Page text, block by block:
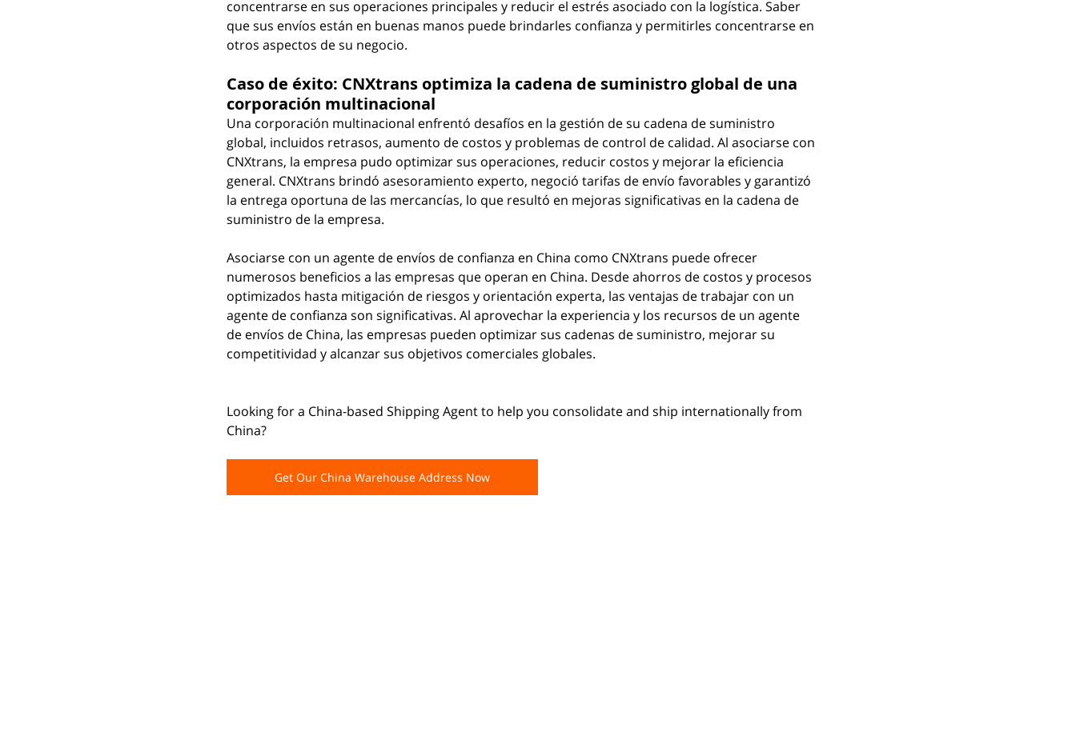
concentrarse en sus operaciones principales y reducir el estrés asociado con la logística. Saber
que sus envíos están en buenas manos puede brindarles confianza y permitirles concentrarse en
otros aspectos de su negocio.
Caso de éxito: CNXtrans optimiza la cadena de suministro global de una
corporación multinacional
Una corporación multinacional enfrentó desafíos en la gestión de su cadena de suministro
global, incluidos retrasos, aumento de costos y problemas de control de calidad. Al asociarse con
CNXtrans, la empresa pudo optimizar sus operaciones, reducir costos y mejorar la eficiencia
general. CNXtrans brindó asesoramiento experto, negoció tarifas de envío favorables y garantizó
la entrega oportuna de las mercancías, lo que resultó en mejoras significativas en la cadena de
suministro de la empresa.
Asociarse con un agente de envíos de confianza en China como CNXtrans puede ofrecer
numerosos beneficios a las empresas que operan en China. Desde ahorros de costos y procesos
optimizados hasta mitigación de riesgos y orientación experta, las ventajas de trabajar con un
agente de confianza son significativas. Al aprovechar la experiencia y los recursos de un agente
de envíos de China, las empresas pueden optimizar sus cadenas de suministro, mejorar su
competitividad y alcanzar sus objetivos comerciales globales.
Looking for a China-based Shipping Agent to help you consolidate and ship internationally from
China?
Get Our China Warehouse Address Now